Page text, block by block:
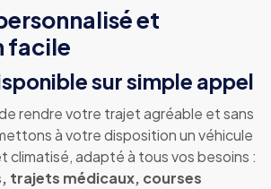
et
facile
sur simple appel
rendre votre trajet agréable et sans
à votre disposition un véhicule
climatisé, adapté à tous vos besoins :
trajets médicaux, courses